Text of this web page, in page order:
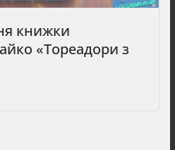
книжки
«Тореадори з